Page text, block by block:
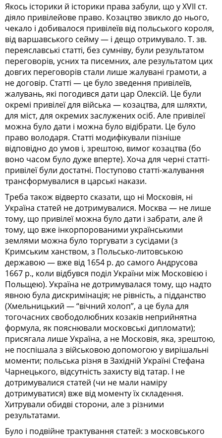
Якось історики й історики права забули, що у ХVII ст.
діяло привілейове право. Козацтво звикло до нього,
чекало і добивалося привілеїв від польського короля,
від варшавського сейму — і дещо отримувало. Т. зв.
переяславські статті, без сумніву, були результатом
переговорів, усних та писемних, але результатом цих
довгих переговорів стали лише жалувані грамоти, а
не договір. Статті — це було зведення привілеїв,
жалувань, які погодився дати цар Олексій. Це були
окремі привілеї для війська — козацтва, для шляхти,
для міст, для окремих заслужених осіб. Але привілеї
можна було дати і можна було відібрати. Це було
право володаря. Статті модифікували пізніше
відповідно до умов і, зрештою, вимог козацтва (бо
воно часом було дуже вперте). Хоча для черні статті-
привілеї були достатні. Поступово статті-жалування
трансформувалися в царські накази.
Треба також відверто сказати, що ні Московія, ні
Україна статей не дотримувалися. Москва — не лише
тому, що привілеї можна було дати і забрати, але й
тому, що вже інкорпорованими українськими
землями можна було торгувати з сусідами (з
Кримським ханством, з Польсько-литовською
державою — вже від 1654 р. до самого Андрусова
1667 р., коли відбувся поділ України між Московією і
Польщею). Україна не дотримувалася тому, що надто
явною була дискримінація; не рівність, а підданство
(Хмельницький — “вічний холоп”, а це була для
тогочасних свободолюбних козаків неприйнятна
формула, як пояснювали московські дипломати);
присягала лише Україна, а не Московія, яка, зрештою,
не поспішала з військовою допомогою у вирішальні
моменти; польська різня в Західній Україні Стефана
Чарнецького, відсутність захисту від татар. І не
дотримувалися статей (чи не мали наміру
дотримуватися) вже від моменту їх складення.
Хитрували обидві сторони, але з різними
результатами.
Було і подвійне трактування статей: з московського